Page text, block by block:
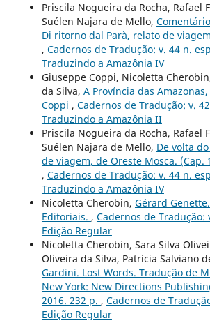
Priscila Nogueira da Rocha, Rafael
Suélen Najara de Mello,
Di ritorno dal Parà, relato de
, Cadernos de Tradução: v. 44 n.
Traduzindo a Amazônia IV
Giuseppe Coppi, Nicoletta
da Silva, A Província das
Coppi , Cadernos de Tradução: v.
Traduzindo a Amazônia II
Priscila Nogueira da Rocha, Rafael
Suélen Najara de Mello, De volta
de viagem, de Oreste Mosca. (Cap.
, Cadernos de Tradução: v. 44 n.
Traduzindo a Amazônia IV
Nicoletta Cherobin, Gérard
Editoriais. , Cadernos de Tradução:
Edição Regular
Nicoletta Cherobin, Sara Silva
Oliveira da Silva, Patrícia Salviano
Gardini. Lost Words. Tradução de
New York: New Directions
2016. 232 p. , Cadernos de
Edição Regular